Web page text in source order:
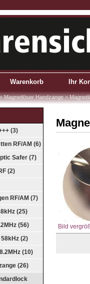
Warenkorb Ihr
Magnetlöser Handzange»
(3)
RF/AM (6)
Safer (7)
(2)
RF/AM (7)
(25)
(56)
(2)
(10)
(26)
Bild